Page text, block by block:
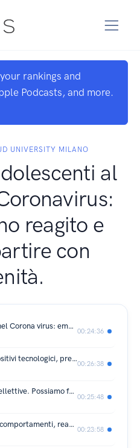
rankings and
Podcasts, and more.
UNIVERSITY MILANO
al
reagito e
con
Bambini e adolescenti nel Corona virus: emozioni, bisogni e relazioni familiari. Dott. ssa Marcella Caputi e Dott.ssa Barbara Forresi
00:24:36
L'integrazione dei dispositivi tecnologici, pre e post Covid19, nel trattamento dei disturbi specifici dell'età evolutiva. Intervista al Dott. Alessandro Crippa
00:26:38
Covid19 e disabilità intellettive. Possiamo fare di questa difficile esperienza una spinta verso nuovi modelli di cura? Dott. Davide Carnevali
00:25:48
Adolescenti e famiglie: comportamenti, reazioni e risposte al coronavirus. Prof. Giampaolo Nicolais
00:23:58